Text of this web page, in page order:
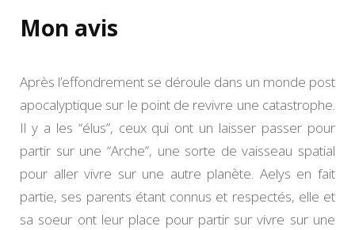
Mon avis
Après l’effondrement se déroule dans un monde post
apocalyptique sur le point de revivre une catastrophe.
Il y a les “élus”, ceux qui ont un laisser passer pour
partir sur une “Arche”, une sorte de vaisseau spatial
pour aller vivre sur une autre planète. Aelys en fait
partie, ses parents étant connus et respectés, elle et
sa soeur ont leur place pour partir sur vivre sur une